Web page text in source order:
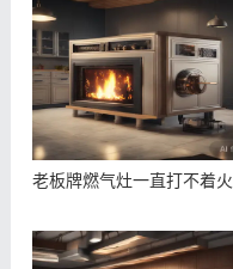
老板牌燃气灶一直打不着火